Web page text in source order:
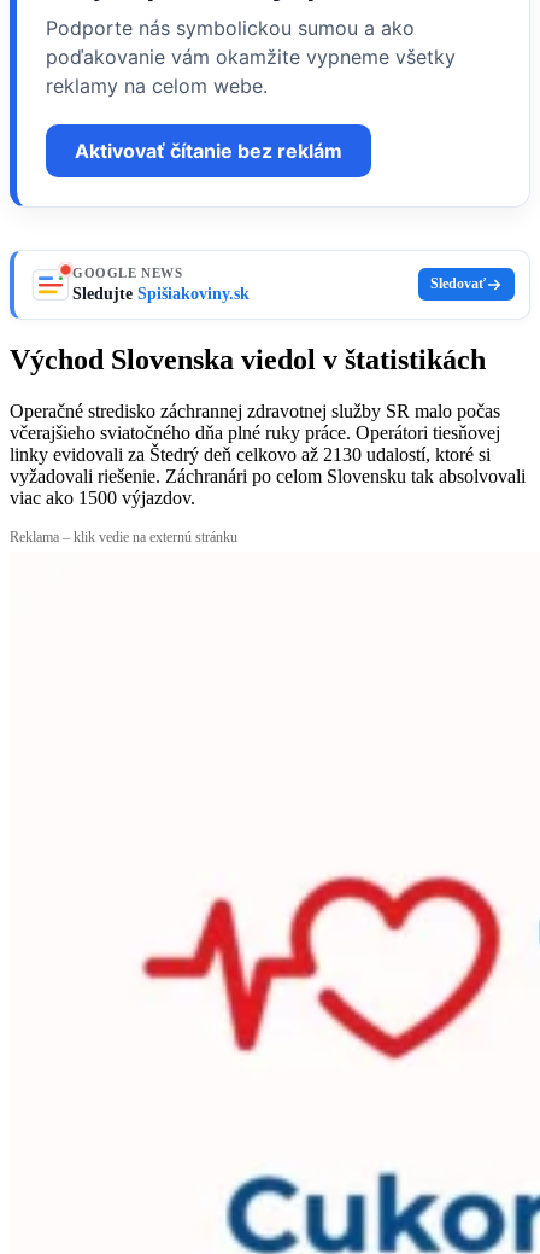
Podporte nás symbolickou sumou a ako
poďakovanie vám okamžite vypneme všetky
reklamy na celom webe.
Aktivovať čítanie bez reklám
GOOGLE NEWS
Sledujte Spišiakoviny.sk
Sledovať
Východ Slovenska viedol v štatistikách
Operačné stredisko záchrannej zdravotnej služby SR malo počas
včerajšieho sviatočného dňa plné ruky práce. Operátori tiesňovej
linky evidovali za Štedrý deň celkovo až 2130 udalostí, ktoré si
vyžadovali riešenie. Záchranári po celom Slovensku tak absolvovali
viac ako 1500 výjazdov.
Reklama – klik vedie na externú stránku